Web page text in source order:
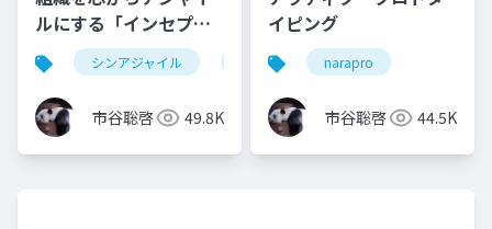
ルにする「インセプシ
ョンデッキ」
シンアジャイル
市谷聡啓 49.8K
イピング
narapro
市谷聡啓 44.5K